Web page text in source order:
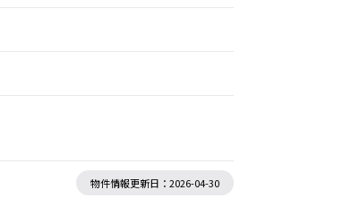
物件情報更新日：2026-04-30